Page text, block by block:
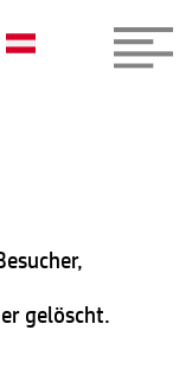
gelöscht.